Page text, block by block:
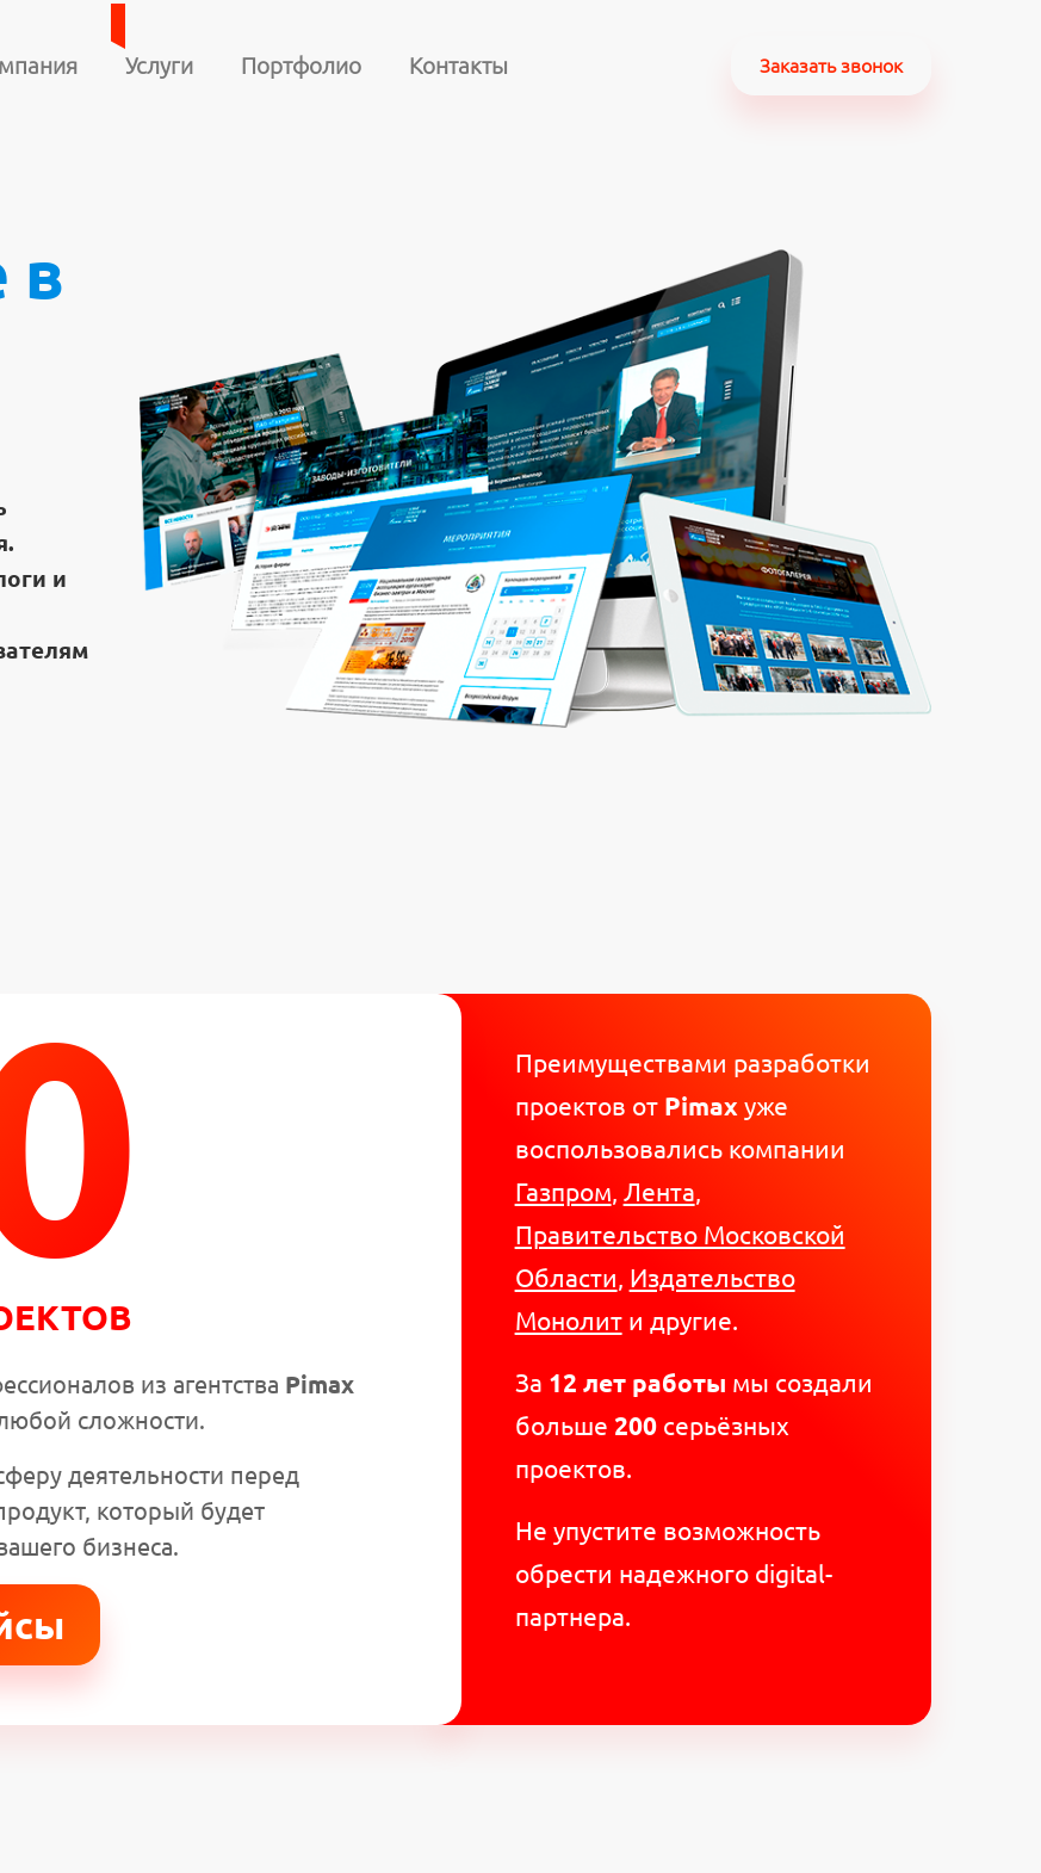
Услуги Портфолио Контакты Заказать звонок
в
и
из агентства Pimax
сложности.
деятельности перед
который будет
бизнеса.
Преимуществами разработки
проектов от Pimax уже
воспользовались компании
Газпром, Лента,
Правительство Московской
Области, Издательство
Монолити другие.
За 12 лет работы мы создали
больше 200серьёзных
проектов.
Не упустите возможность
обрести надежного digital-
партнера.